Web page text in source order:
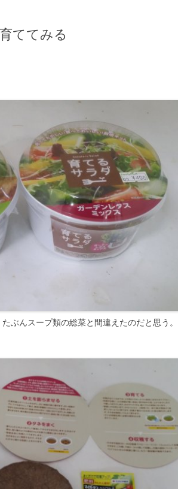
ててみる
ぶんスープ類の総菜と間違えたのだと思う。